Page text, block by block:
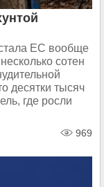
ЕС вообще
сотен
десятки тысяч
где росли
969